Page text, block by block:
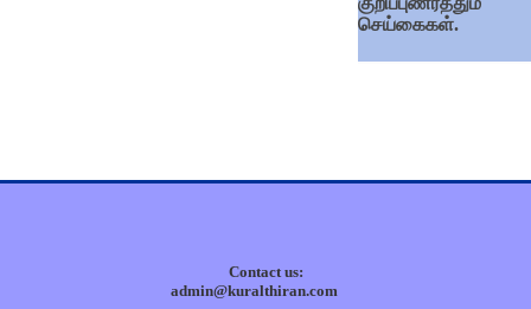
செய்கைகள்.
Contact us:
admin@kuralthiran.com